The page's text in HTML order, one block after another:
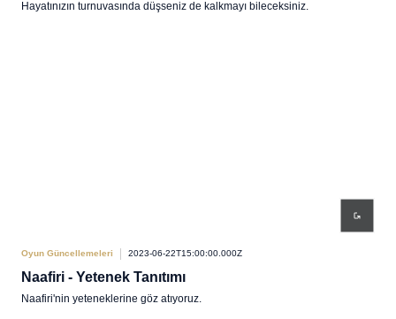
Hayatınızın turnuvasında düşseniz de kalkmayı bileceksiniz.
Oyun Güncellemeleri 2023-06-22T15:00:00.000Z
Naafiri - Yetenek Tanıtımı
Naafiri'nin yeteneklerine göz atıyoruz.